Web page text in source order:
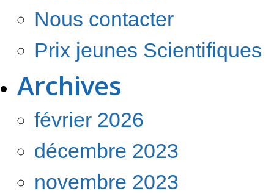
Nous contacter
Prix jeunes Scientifiques
Archives
février 2026
décembre 2023
novembre 2023